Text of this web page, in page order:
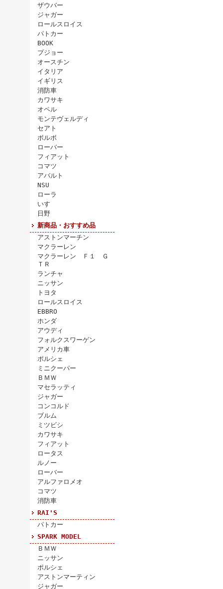
ザウバー
ジャガー
ロールスロイス
パトカー
BOOK
プジョー
オースチン
イタリア
イギリス
消防車
カワサキ
オペル
モンテヴェルディ
セアト
ボルボ
ローバー
フィアット
コマツ
アバルト
NSU
ローラ
いすゞ
日野
新商品・おすすめ品
アストンマーチン
マクラーレン
マクラーレン Ｆ１ Ｇ
ＴＲ
ランチャ
ニッサン
トヨタ
ロールスロイス
EBBRO
ホンダ
アウディ
フォルクスワーゲン
アメリカ車
ポルシェ
ミニクーパー
ＢＭＷ
マセラッティ
ジャガー
コンコルド
ブルム
ミツビシ
カワサキ
フィアット
ロータス
ルノー
ローバー
アルファロメオ
コマツ
消防車
RAI'S
パトカー
SPARK MODEL
ＢＭＷ
ニッサン
ポルシェ
アストンマーティン
ジャガー